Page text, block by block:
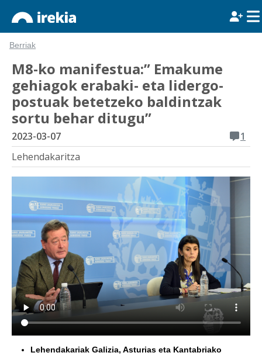
Berriak
M8-ko manifestua:” Emakume
gehiagok erabaki- eta lidergo-
postuak betetzeko baldintzak
sortu behar ditugu”
2023-03-07
1
Lehendakaritza
Lehendakariak Galizia, Asturias eta Kantabriako